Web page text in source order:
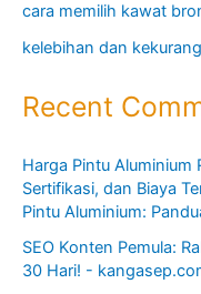
cara memilih kawat
kelebihan dan
Recent
Harga Pintu Aluminium
Sertifikasi, dan Biaya
Pintu Aluminium:
SEO Konten Pemula:
30 Hari! -